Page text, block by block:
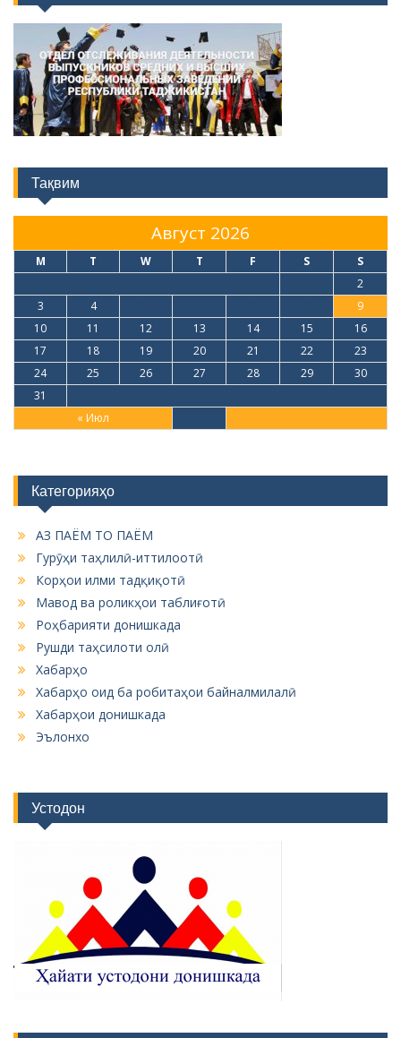
Тақвим
Август 2026
M T W T F S S
« Июл
2
3
4
9
10
11 12 13 14 15
16
17
18 19 20 21 22
23
24
25 26 27 28 29
30
31
Категорияҳо
АЗ ПАЁМ ТО ПАЁМ
Гурӯҳи таҳлилӣ-иттилоотӣ
Корҳои илми тадқиқотӣ
Мавод ва роликҳои таблиғотӣ
Роҳбарияти донишкада
Рушди таҳсилоти олӣ
Хабарҳо
Хабарҳо оид ба робитаҳои байналмилалӣ
Хабарҳои донишкада
Эълонхо
Устодон